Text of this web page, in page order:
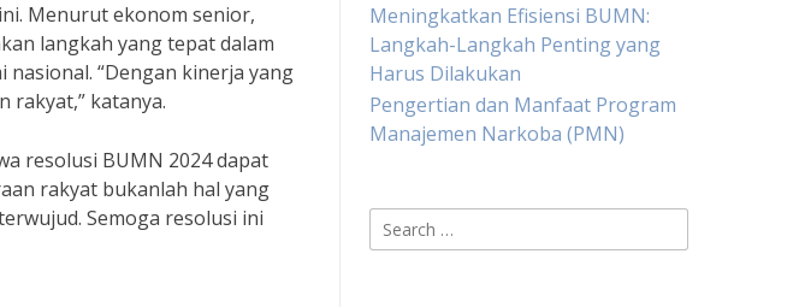
Menurut ekonom senior,
langkah yang tepat dalam
“Dengan kinerja yang
rakyat,” katanya.
resolusi BUMN 2024 dapat
rakyat bukanlah hal yang
Semoga resolusi ini
Meningkatkan Efisiensi BUMN:
Langkah-Langkah Penting yang
Harus Dilakukan
Pengertian dan Manfaat Program
Manajemen Narkoba (PMN)
Search
for: